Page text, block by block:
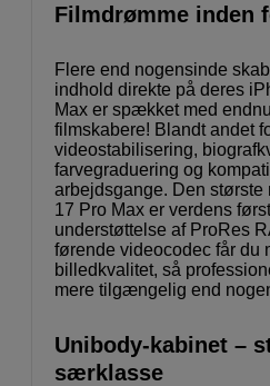
Filmdrømme inden
Flere end nogensinde
indhold direkte på deres
Max er spækket med
filmskabere! Blandt andet
videostabilisering,
farvegraduering og
arbejdsgange. Den største
17 Pro Max er verdens
understøttelse af ProRes
førende videocodec får du
billedkvalitet, så
mere tilgængelig end
Unibody-kabinet –
særklasse